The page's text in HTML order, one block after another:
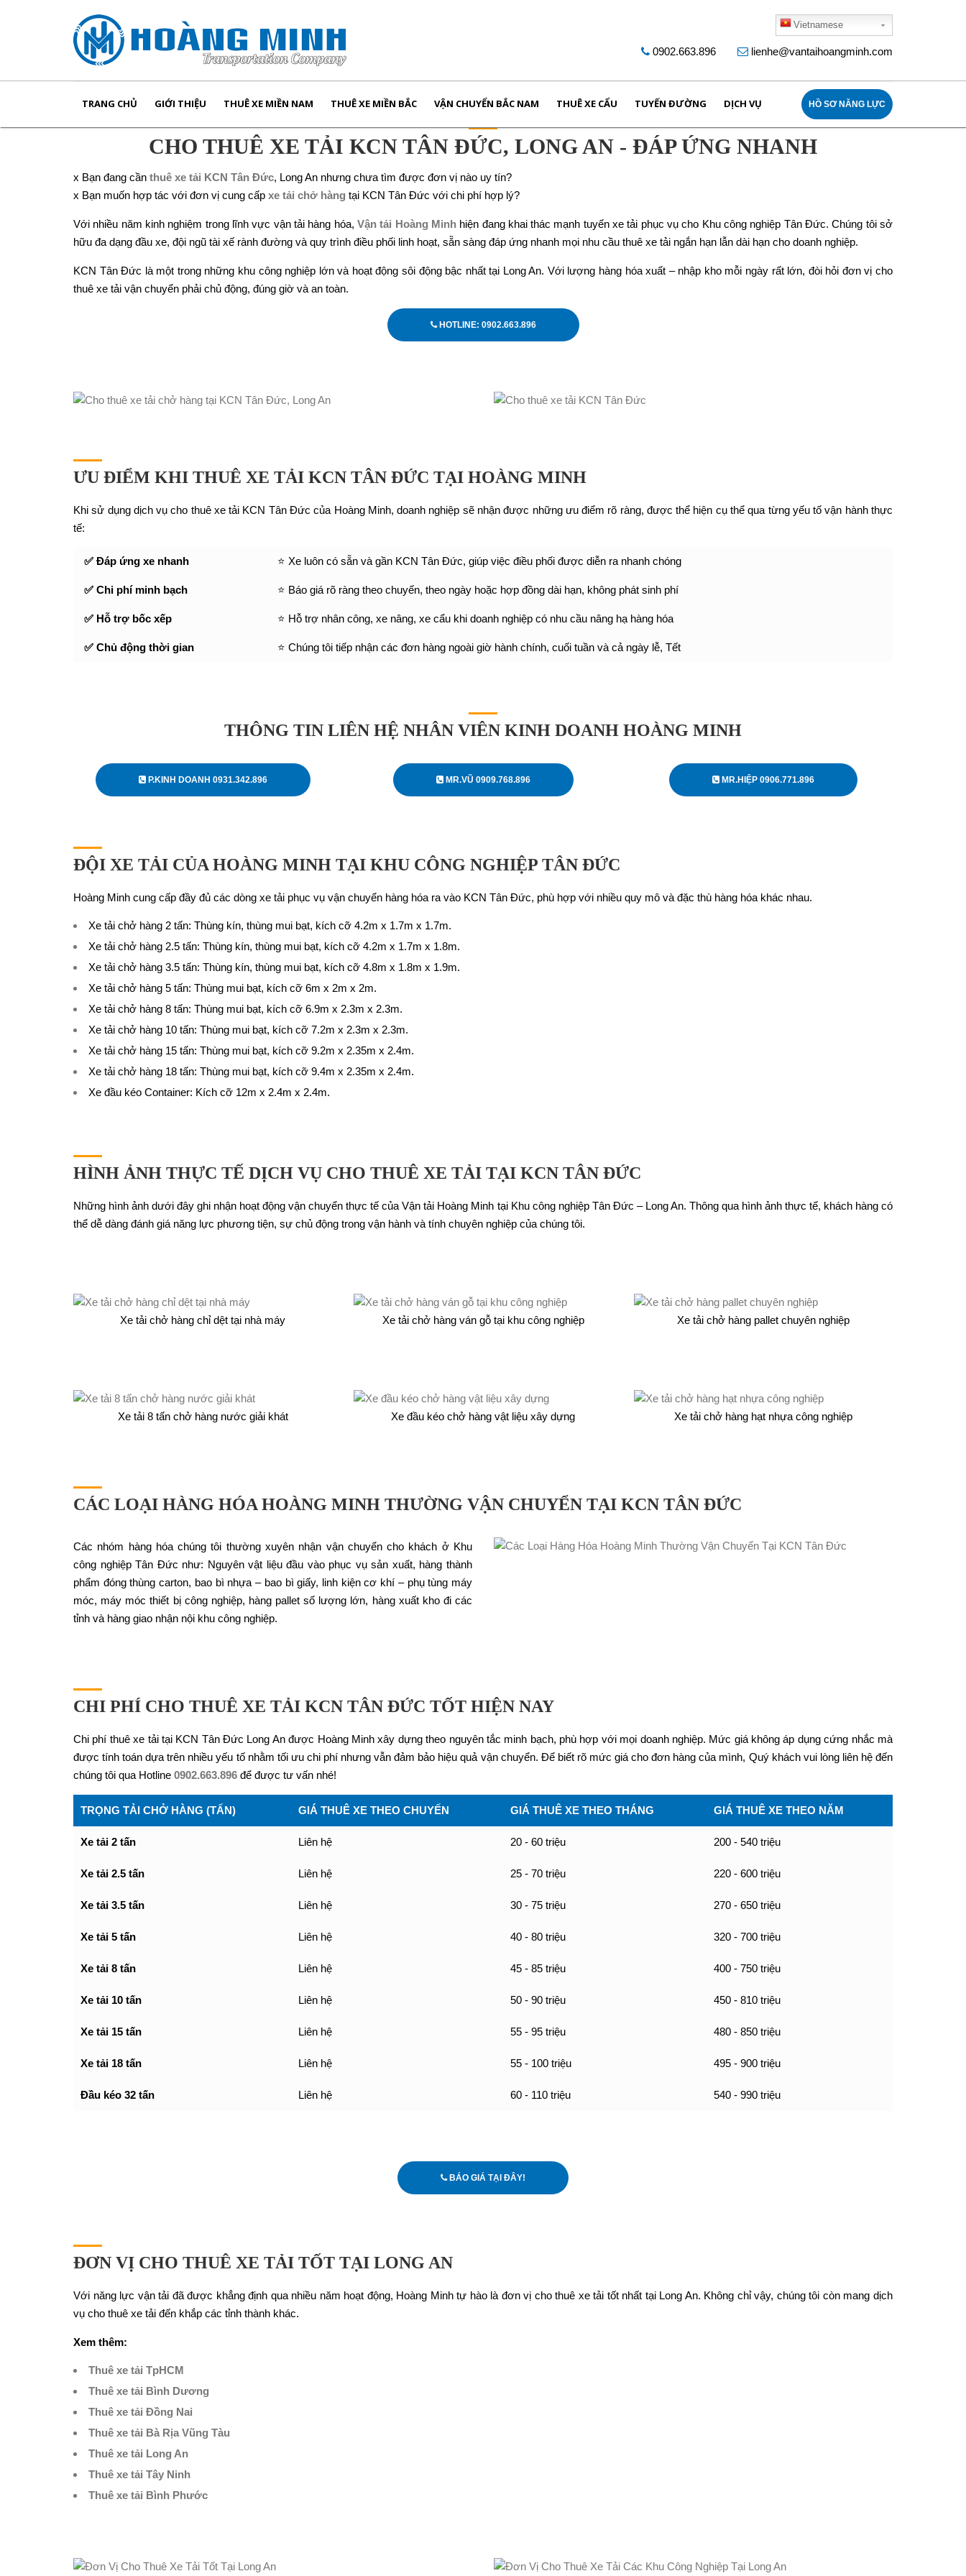
Vietnamese
0902.663.896 lienhe@vantaihoangminh.com
TRANG CHỦ GIỚI THIỆU THUÊ XE MIỀN NAM THUÊ XE MIỀN BẮC VẬN CHUYỂN BẮC NAM THUÊ XE CẨU TUYẾN ĐƯỜNG DỊCH VỤ HỒ SƠ NĂNG LỰC
CHO THUÊ XE TẢI KCN TÂN ĐỨC, LONG AN - ĐÁP ỨNG NHANH
x Bạn đang cần thuê xe tải KCN Tân Đức, Long An nhưng chưa tìm được đơn vị nào uy tín?
x Bạn muốn hợp tác với đơn vị cung cấp xe tải chở hàng tại KCN Tân Đức với chi phí hợp lý?
Với nhiều năm kinh nghiệm trong lĩnh vực vận tải hàng hóa, Vận tải Hoàng Minhhiện đang khai thác mạnh tuyến xe tải phục vụ cho Khu công nghiệp Tân Đức. Chúng tôi sở
hữu đa dạng đầu xe, đội ngũ tài xế rành đường và quy trình điều phối linh hoạt, sẵn sàng đáp ứng nhanh mọi nhu cầu thuê xe tải ngắn hạn lẫn dài hạn cho doanh nghiệp.
KCN Tân Đức là một trong những khu công nghiệp lớn và hoạt động sôi động bậc nhất tại Long An. Với lượng hàng hóa xuất – nhập kho mỗi ngày rất lớn, đòi hỏi đơn vị cho
thuê xe tải vận chuyển phải chủ động, đúng giờ và an toàn.
HOTLINE: 0902.663.896
ƯU ĐIỂM KHI THUÊ XE TẢI KCN TÂN ĐỨC TẠI HOÀNG MINH
Khi sử dụng dịch vụ cho thuê xe tải KCN Tân Đức của Hoàng Minh, doanh nghiệp sẽ nhận được những ưu điểm rõ ràng, được thể hiện cụ thể qua từng yếu tố vận hành thực
tế:
✅ Đáp ứng xe nhanh ⭐ Xe luôn có sẵn và gần KCN Tân Đức, giúp việc điều phối được diễn ra nhanh chóng
✅ Chi phí minh bạch ⭐ Báo giá rõ ràng theo chuyến, theo ngày hoặc hợp đồng dài hạn, không phát sinh phí
✅ Hỗ trợ bốc xếp ⭐ Hỗ trợ nhân công, xe nâng, xe cẩu khi doanh nghiệp có nhu cầu nâng hạ hàng hóa
✅ Chủ động thời gian ⭐ Chúng tôi tiếp nhận các đơn hàng ngoài giờ hành chính, cuối tuần và cả ngày lễ, Tết
THÔNG TIN LIÊN HỆ NHÂN VIÊN KINH DOANH HOÀNG MINH
P.KINH DOANH 0931.342.896 MR.VŨ 0909.768.896 MR.HIỆP 0906.771.896
ĐỘI XE TẢI CỦA HOÀNG MINH TẠI KHU CÔNG NGHIỆP TÂN ĐỨC
Hoàng Minh cung cấp đầy đủ các dòng xe tải phục vụ vận chuyển hàng hóa ra vào KCN Tân Đức, phù hợp với nhiều quy mô và đặc thù hàng hóa khác nhau.
Xe tải chở hàng 2 tấn: Thùng kín, thùng mui bạt, kích cỡ 4.2m x 1.7m x 1.7m.
Xe tải chở hàng 2.5 tấn: Thùng kín, thùng mui bạt, kích cỡ 4.2m x 1.7m x 1.8m.
Xe tải chở hàng 3.5 tấn: Thùng kín, thùng mui bạt, kích cỡ 4.8m x 1.8m x 1.9m.
Xe tải chở hàng 5 tấn: Thùng mui bạt, kích cỡ 6m x 2m x 2m.
Xe tải chở hàng 8 tấn: Thùng mui bạt, kích cỡ 6.9m x 2.3m x 2.3m.
Xe tải chở hàng 10 tấn: Thùng mui bạt, kích cỡ 7.2m x 2.3m x 2.3m.
Xe tải chở hàng 15 tấn: Thùng mui bạt, kích cỡ 9.2m x 2.35m x 2.4m.
Xe tải chở hàng 18 tấn: Thùng mui bạt, kích cỡ 9.4m x 2.35m x 2.4m.
Xe đầu kéo Container: Kích cỡ 12m x 2.4m x 2.4m.
HÌNH ẢNH THỰC TẾ DỊCH VỤ CHO THUÊ XE TẢI TẠI KCN TÂN ĐỨC
Những hình ảnh dưới đây ghi nhận hoạt động vận chuyển thực tế của Vận tải Hoàng Minh tại Khu công nghiệp Tân Đức – Long An. Thông qua hình ảnh thực tế, khách hàng có
thể dễ dàng đánh giá năng lực phương tiện, sự chủ động trong vận hành và tính chuyên nghiệp của chúng tôi.
Xe tải chở hàng chỉ dệt tại nhà máy Xe tải chở hàng ván gỗ tại khu công nghiệp Xe tải chở hàng pallet chuyên nghiệp
Xe tải 8 tấn chở hàng nước giải khát Xe đầu kéo chở hàng vật liệu xây dựng Xe tải chở hàng hạt nhựa công nghiệp
CÁC LOẠI HÀNG HÓA HOÀNG MINH THƯỜNG VẬN CHUYỂN TẠI KCN TÂN ĐỨC
Các nhóm hàng hóa chúng tôi thường xuyên nhận vận chuyển cho khách ở Khu
công nghiệp Tân Đức như: Nguyên vật liệu đầu vào phục vụ sản xuất, hàng thành
phẩm đóng thùng carton, bao bì nhựa – bao bì giấy, linh kiện cơ khí – phụ tùng máy
móc, máy móc thiết bị công nghiệp, hàng pallet số lượng lớn, hàng xuất kho đi các
tỉnh và hàng giao nhận nội khu công nghiệp.
CHI PHÍ CHO THUÊ XE TẢI KCN TÂN ĐỨC TỐT HIỆN NAY
Chi phí thuê xe tải tại KCN Tân Đức Long An được Hoàng Minh xây dựng theo nguyên tắc minh bạch, phù hợp với mọi doanh nghiệp. Mức giá không áp dụng cứng nhắc mà
được tính toán dựa trên nhiều yếu tố nhằm tối ưu chi phí nhưng vẫn đảm bảo hiệu quả vận chuyển. Để biết rõ mức giá cho đơn hàng của mình, Quý khách vui lòng liên hệ đến
chúng tôi qua Hotline 0902.663.896 để được tư vấn nhé!
TRỌNG TẢI CHỞ HÀNG (TẤN) GIÁ THUÊ XE THEO CHUYẾN GIÁ THUÊ XE THEO THÁNG GIÁ THUÊ XE THEO NĂM
Xe tải 2 tấn Liên hệ 20 - 60 triệu 200 - 540 triệu
Xe tải 2.5 tấn Liên hệ 25 - 70 triệu 220 - 600 triệu
Xe tải 3.5 tấn Liên hệ 30 - 75 triệu 270 - 650 triệu
Xe tải 5 tấn Liên hệ 40 - 80 triệu 320 - 700 triệu
Xe tải 8 tấn Liên hệ 45 - 85 triệu 400 - 750 triệu
Xe tải 10 tấn Liên hệ 50 - 90 triệu 450 - 810 triệu
Xe tải 15 tấn Liên hệ 55 - 95 triệu 480 - 850 triệu
Xe tải 18 tấn Liên hệ 55 - 100 triệu 495 - 900 triệu
Đầu kéo 32 tấn Liên hệ 60 - 110 triệu 540 - 990 triệu
BÁO GIÁ TẠI ĐÂY!
ĐƠN VỊ CHO THUÊ XE TẢI TỐT TẠI LONG AN
Với năng lực vận tải đã được khẳng định qua nhiều năm hoạt động, Hoàng Minh tự hào là đơn vị cho thuê xe tải tốt nhất tại Long An. Không chỉ vậy, chúng tôi còn mang dịch
vụ cho thuê xe tải đến khắp các tỉnh thành khác.
Xem thêm:
Thuê xe tải TpHCM
Thuê xe tải Bình Dương
Thuê xe tải Đồng Nai
Thuê xe tải Bà Rịa Vũng Tàu
Thuê xe tải Long An
Thuê xe tải Tây Ninh
Thuê xe tải Bình Phước